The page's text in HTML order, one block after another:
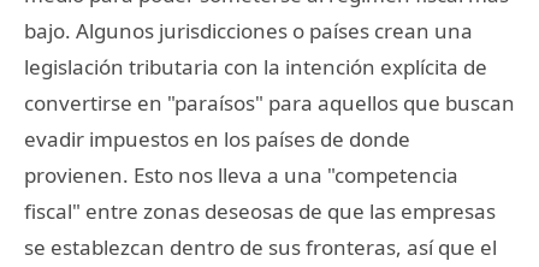
bajo. Algunos jurisdicciones o países crean una
legislación tributaria con la intención explícita de
convertirse en "paraísos" para aquellos que buscan
evadir impuestos en los países de donde
provienen. Esto nos lleva a una "competencia
fiscal" entre zonas deseosas de que las empresas
se establezcan dentro de sus fronteras, así que el